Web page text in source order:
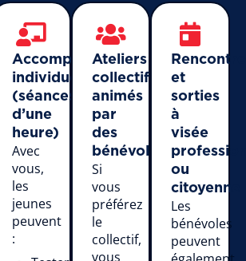
Accompagnement
individuel
(séances
d’une
heure)
Avec
vous,
les
jeunes
peuvent
:
Ateliers
collectifs
animés
par
des
bénévoles
Si
vous
préférez
le
collectif,
vous
et
sorties
à
visée
ou
citoyenne
Les
bénévoles
peuvent